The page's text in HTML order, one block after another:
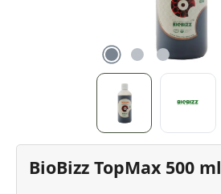
BioBizz TopMax 500 ml